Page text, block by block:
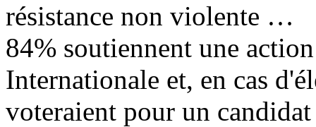
résistance non violente …
84% soutiennent une
Internationale et, en cas
voteraient pour un